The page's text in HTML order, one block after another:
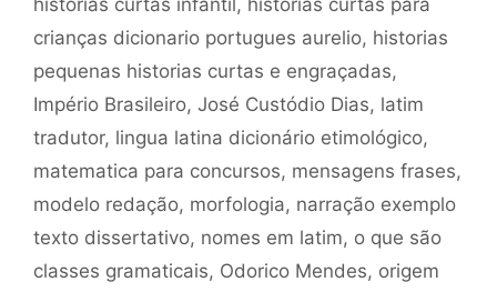
crianças dicionario portugues aurelio, historias
pequenas historias curtas e engraçadas,
Império Brasileiro, José Custódio Dias, latim
tradutor, lingua latina dicionário etimológico,
matematica para concursos, mensagens frases,
modelo redação, morfologia, narração exemplo
texto dissertativo, nomes em latim, o que são
classes gramaticais, Odorico Mendes, origem